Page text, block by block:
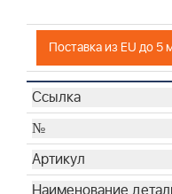
Поставка из EU до 5